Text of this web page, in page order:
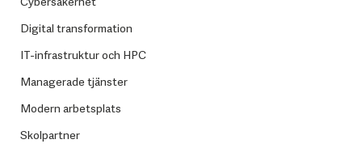
Digital transformation
IT-infrastruktur och HPC
Managerade tjänster
Modern arbetsplats
Skolpartner